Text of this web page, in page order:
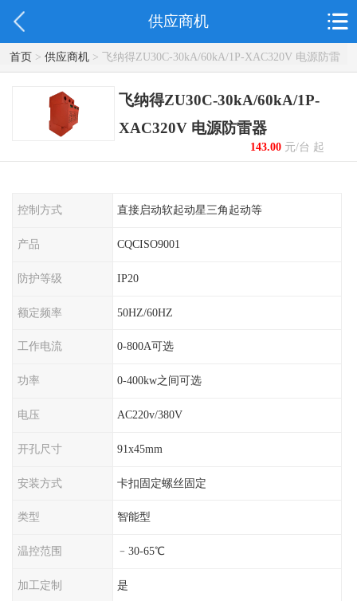
供应商机
首页> 供应商机> 飞纳得ZU30C-30kA/60kA/1P-XAC320V 电源防雷
器
飞纳得ZU30C-30kA/60kA/1P-
XAC320V 电源防雷器
143.00元/台 起
控制方式 直接启动软起动星三角起动等
产品 CQCISO9001
防护等级 IP20
额定频率 50HZ/60HZ
工作电流 0-800A可选
功率 0-400kw之间可选
电压 AC220v/380V
开孔尺寸 91x45mm
安装方式 卡扣固定螺丝固定
类型 智能型
温控范围 ﹣30-65℃
加工定制 是